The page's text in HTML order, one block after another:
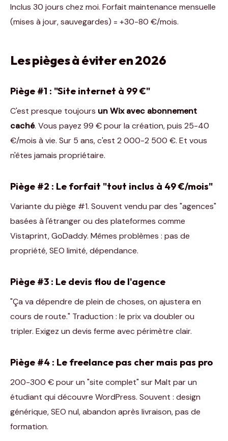
Inclus 30 jours chez moi. Forfait maintenance mensuelle
(mises à jour, sauvegardes) = +30-80 €/mois.
Les pièges à éviter en 2026
Piège #1 : "Site internet à 99 €"
C'est presque toujours un Wix avec abonnement
caché. Vous payez 99 € pour la création, puis 25-40
€/mois à vie. Sur 5 ans, c'est 2 000-2 500 €. Et vous
n'êtes jamais propriétaire.
Piège #2 : Le forfait "tout inclus à 49 €/mois"
Variante du piège #1. Souvent vendu par des "agences"
basées à l'étranger ou des plateformes comme
Vistaprint, GoDaddy. Mêmes problèmes : pas de
propriété, SEO limité, dépendance.
Piège #3 : Le devis flou de l'agence
"Ça va dépendre de plein de choses, on ajustera en
cours de route." Traduction : le prix va doubler ou
tripler. Exigez un devis ferme avec périmètre clair.
Piège #4 : Le freelance pas cher mais pas pro
200-300 € pour un "site complet" sur Malt par un
étudiant qui découvre WordPress. Souvent : design
générique, SEO nul, abandon après livraison, pas de
formation.